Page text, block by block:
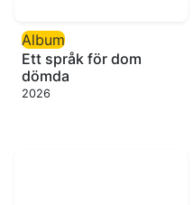
Album
Ett språk för dom
dömda
2026